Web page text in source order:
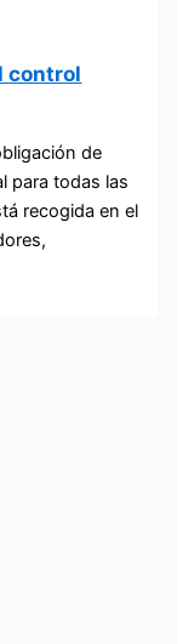
control
de
para todas las
recogida en el